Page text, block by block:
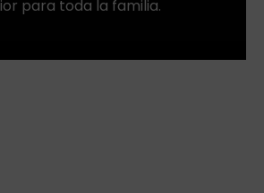
para toda la familia.